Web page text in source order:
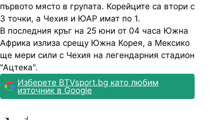
първото място в групата. Корейците са втори с
3 точки, а Чехия и ЮАР имат по 1.
В последния кръг на 25 юни от 04 часа Южна
Африка излиза срещу Южна Корея, а Мексико
ще мери сили с Чехия на легендарния стадион
"Ацтека".
Изберете BTVsport.bg като любим
източник в Google